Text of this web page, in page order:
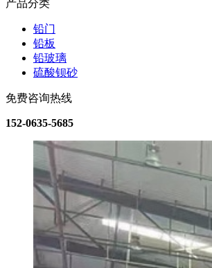
产品分类
铅门
铅板
铅玻璃
硫酸钡砂
免费咨询热线
152-0635-5685